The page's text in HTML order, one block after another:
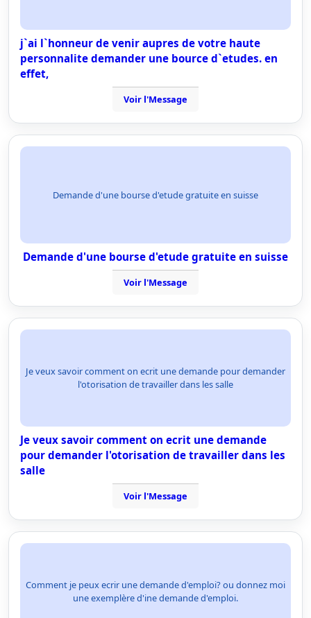
j`ai l`honneur de venir aupres de votre haute
personnalite demander une bource d`etudes. en
effet,
Voir l'Message
Demande d'une bourse d'etude gratuite en suisse
Demande d'une bourse d'etude gratuite en suisse
Voir l'Message
Je veux savoir comment on ecrit une demande pour demander
l'otorisation de travailler dans les salle
Je veux savoir comment on ecrit une demande
pour demander l'otorisation de travailler dans les
salle
Voir l'Message
Comment je peux ecrir une demande d'emploi? ou donnez moi
une exemplère d'ine demande d'emploi.